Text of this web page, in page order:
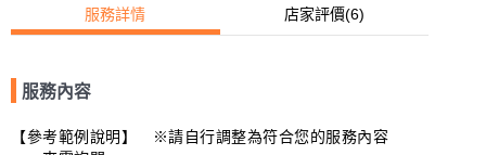
服務詳情 店家評價(6)
服務內容
【參考範例說明】　※請自行調整為符合您的服務內容